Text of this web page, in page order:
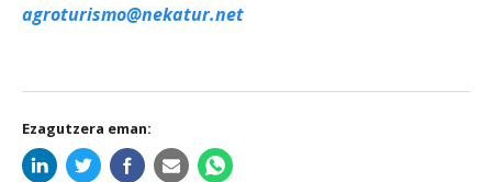
agroturismo@nekatur.net
Ezagutzera eman: